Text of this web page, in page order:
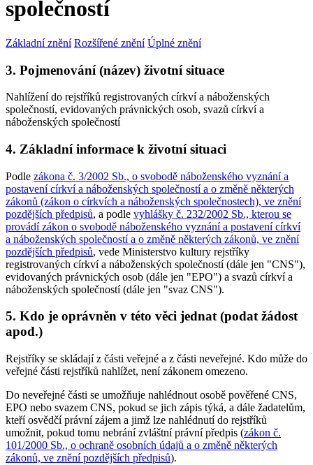
společností
Základní znění Rozšířené znění Úplné znění
3. Pojmenování (název) životní situace
Nahlížení do rejstříků registrovaných církví a náboženských
společností, evidovaných právnických osob, svazů církví a
náboženských společností
4. Základní informace k životní situaci
Podle zákona č. 3/2002 Sb., o svobodě náboženského vyznání a
postavení církví a náboženských společností a o změně některých
zákonů (zákon o církvích a náboženských společnostech), ve znění
pozdějších předpisů, a podle vyhlášky č. 232/2002 Sb., kterou se
provádí zákon o svobodě náboženského vyznání a postavení církví
a náboženských společností a o změně některých zákonů, ve znění
pozdějších předpisů, vede Ministerstvo kultury rejstříky
registrovaných církví a náboženských společností (dále jen "CNS"),
evidovaných právnických osob (dále jen "EPO") a svazů církví a
náboženských společností (dále jen "svaz CNS").
5. Kdo je oprávněn v této věci jednat (podat žádost
apod.)
Rejstříky se skládají z části veřejné a z části neveřejné. Kdo může do
veřejné části rejstříků nahlížet, není zákonem omezeno.
Do neveřejné části se umožňuje nahlédnout osobě pověřené CNS,
EPO nebo svazem CNS, pokud se jich zápis týká, a dále žadatelům,
kteří osvědčí právní zájem a jimž lze nahlédnutí do rejstříků
umožnit, pokud tomu nebrání zvláštní právní předpis (zákon č.
101/2000 Sb., o ochraně osobních údajů a o změně některých
zákonů, ve znění pozdějších předpisů).